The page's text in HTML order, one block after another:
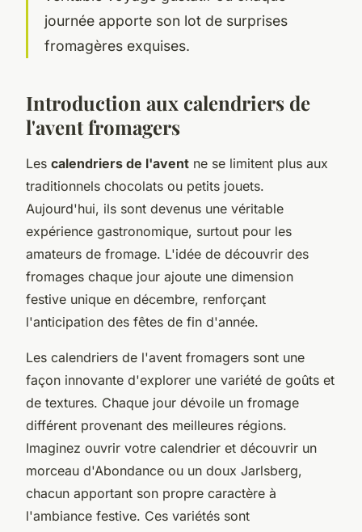
journée apporte son lot de surprises
fromagères exquises.
Introduction aux calendriers de
l'avent fromagers
Les calendriers de l'avent ne se limitent plus aux
traditionnels chocolats ou petits jouets.
Aujourd'hui, ils sont devenus une véritable
expérience gastronomique, surtout pour les
amateurs de fromage. L'idée de découvrir des
fromages chaque jour ajoute une dimension
festive unique en décembre, renforçant
l'anticipation des fêtes de fin d'année.
Les calendriers de l'avent fromagers sont une
façon innovante d'explorer une variété de goûts et
de textures. Chaque jour dévoile un fromage
différent provenant des meilleures régions.
Imaginez ouvrir votre calendrier et découvrir un
morceau d'Abondance ou un doux Jarlsberg,
chacun apportant son propre caractère à
l'ambiance festive. Ces variétés sont